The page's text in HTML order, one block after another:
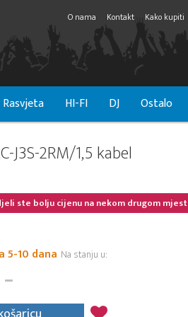
O nama Kontakt Kako kupiti
Rasvjeta HI-FI DJ Ostalo
J3S-2RM/1,5 kabel
ste bolju cijenu na nekom drugom
5-10 dana Na stanju u: